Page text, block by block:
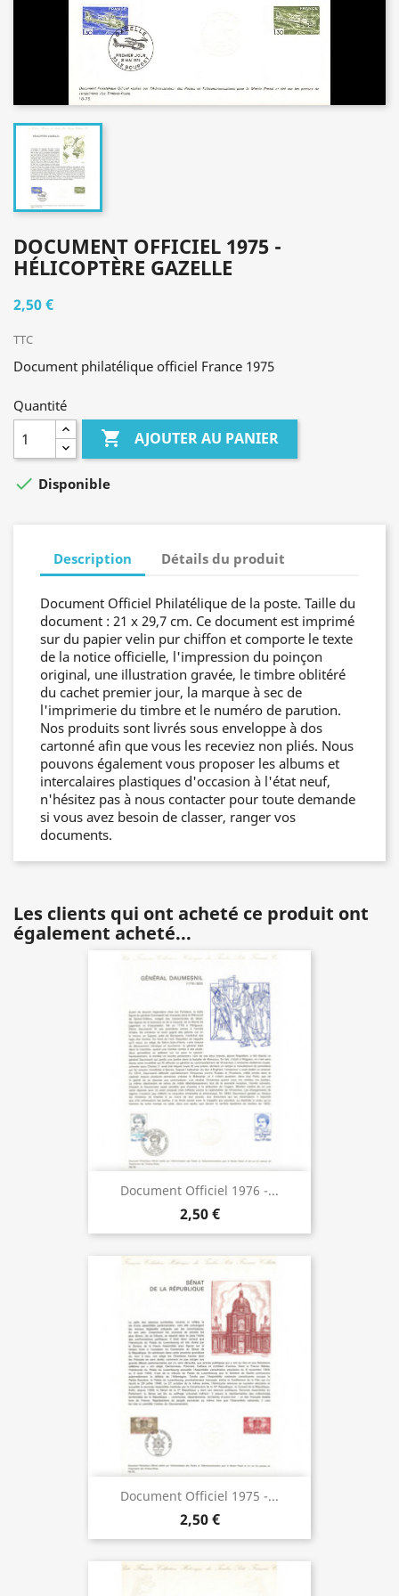
DOCUMENT OFFICIEL 1975 -
HÉLICOPTÈRE GAZELLE
2,50 €
TTC
Document philatélique officiel France 1975
Quantité
 AJOUTER AU PANIER
 Disponible
Description Détails du produit
Document Officiel Philatélique de la poste. Taille du
document : 21 x 29,7 cm. Ce document est imprimé
sur du papier velin pur chiffon et comporte le texte
de la notice officielle, l'impression du poinçon
original, une illustration gravée, le timbre oblitéré
du cachet premier jour, la marque à sec de
l'imprimerie du timbre et le numéro de parution.
Nos produits sont livrés sous enveloppe à dos
cartonné afin que vous les receviez non pliés. Nous
pouvons également vous proposer les albums et
intercalaires plastiques d'occasion à l'état neuf,
n'hésitez pas à nous contacter pour toute demande
si vous avez besoin de classer, ranger vos
documents.
Les clients qui ont acheté ce produit ont
également acheté...
Document Officiel 1976 -...
2,50 €
Document Officiel 1975 -...
2,50 €